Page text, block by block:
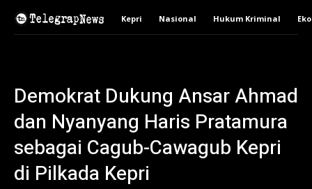
Kepri Nasional Hukum Kriminal
Demokrat Dukung Ansar Ahmad
dan Nyanyang Haris Pratamura
sebagai Cagub-Cawagub Kepri
di Pilkada Kepri